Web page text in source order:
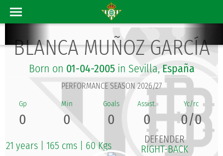
BLANCA MUÑOZ GARCÍA
Born on 01-04-2005in Sevilla, España
PERFORMANCE SEASON 2026/27
0 0 0 0 0/0
21 years 165 cms 60 Kgs
DEFENDER
RIGHT-BACK